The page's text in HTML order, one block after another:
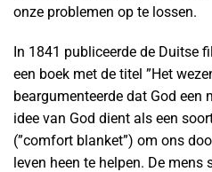
onze problemen op te lossen.
In 1841 publiceerde de Duitse
een boek met de titel ”Het
beargumenteerde dat God een
idee van God dient als een
(”comfort blanket”) om ons
leven heen te helpen. De